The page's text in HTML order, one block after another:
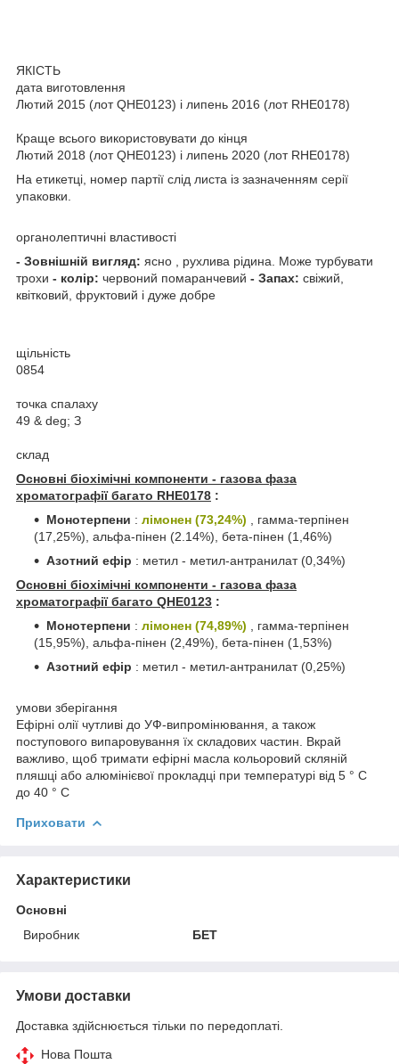
ЯКІСТЬ
дата виготовлення
Лютий 2015 (лот QHE0123) і липень 2016 (лот RHE0178)
Краще всього використовувати до кінця
Лютий 2018 (лот QHE0123) і липень 2020 (лот RHE0178)
На етикетці, номер партії слід листа із зазначенням серії
упаковки.
органолептичні властивості
- Зовнішній вигляд: ясно , рухлива рідина. Може турбувати
трохи - колір: червоний помаранчевий - Запах: свіжий,
квітковий, фруктовий і дуже добре
щільність
0854
точка спалаху
49 & deg; З
склад
Основні біохімічні компоненти - газова фаза
хроматографії багато RHE0178 :
Монотерпени : лімонен (73,24%) , гамма-терпінен
(17,25%), альфа-пінен (2.14%), бета-пінен (1,46%)
Азотний ефір : метил - метил-антранилат (0,34%)
Основні біохімічні компоненти - газова фаза
хроматографії багато QHE0123 :
Монотерпени : лімонен (74,89%) , гамма-терпінен
(15,95%), альфа-пінен (2,49%), бета-пінен (1,53%)
Азотний ефір : метил - метил-антранилат (0,25%)
умови зберігання
Ефірні олії чутливі до УФ-випромінювання, а також
поступового випаровування їх складових частин. Вкрай
важливо, щоб тримати ефірні масла кольоровий скляній
пляшці або алюмінієвої прокладці при температурі від 5 ° С
до 40 ° С
Приховати
Характеристики
Основні
Виробник
БЕТ
Умови доставки
Доставка здійснюється тільки по передоплаті.
Нова Пошта